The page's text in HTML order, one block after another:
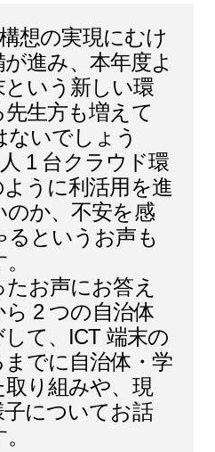
想の実現にむけ
進み、本年度よ
という新しい環
生方も増えて
ないでしょう
1 台クラウド環
うに利活用を進
か、不安を感
るというお声も
お声にお答え
2 つの自治体
て、ICT 端末の
でに自治体・学
り組みや、現
についてお話